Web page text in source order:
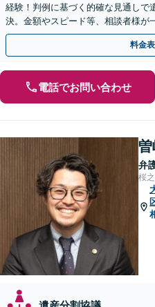
経験！判例に基づく的確な見通しで
決。金額やスピード等、相談者様が
最善の解決策を提案【WEB面談可】
料金
電話でお問い合わせ
弁
桜